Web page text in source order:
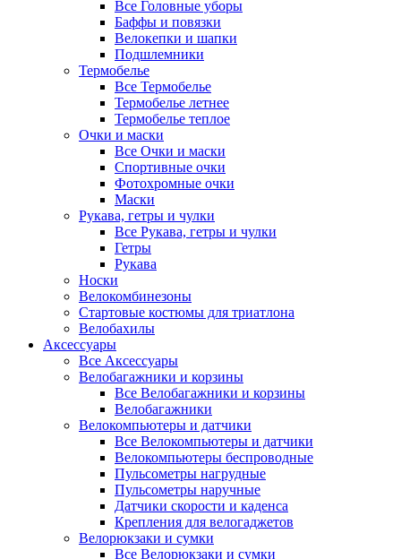
Все Головные уборы
Баффы и повязки
Велокепки и шапки
Подшлемники
Термобелье
Все Термобелье
Термобелье летнее
Термобелье теплое
Очки и маски
Все Очки и маски
Спортивные очки
Фотохромные очки
Маски
Рукава, гетры и чулки
Все Рукава, гетры и чулки
Гетры
Рукава
Носки
Велокомбинезоны
Стартовые костюмы для триатлона
Велобахилы
Аксессуары
Все Аксессуары
Велобагажники и корзины
Все Велобагажники и корзины
Велобагажники
Велокомпьютеры и датчики
Все Велокомпьютеры и датчики
Велокомпьютеры беспроводные
Пульсометры нагрудные
Пульсометры наручные
Датчики скорости и каденса
Крепления для велогаджетов
Велорюкзаки и сумки
Все Велорюкзаки и сумки